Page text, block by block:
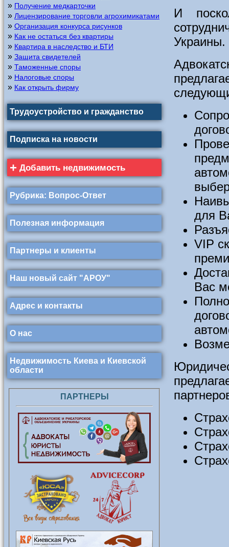
» Получение медкарточки
» Лицензирование торговли агрохимикатами
» Организация конкурса рисунков
» Как не остаться без квартиры
» Квартира в наследство и БТИ
» Защита свидетелей
» Таможенные споры
» Налоговые споры
» Как открыть фирму
Трудоустройство и гражданство
Подписка на новости
+ Добавить недвижимость
Рубрика: Вопрос-Ответ
Полезная информация
Партнеры и клиенты
Наш новый сайт "АРОУ"
Адрес и контакты
О нас
Недвижимость Киева и Киевской
области
ПАРТНЕРЫ
И
Украины.
для
VIP
Вас